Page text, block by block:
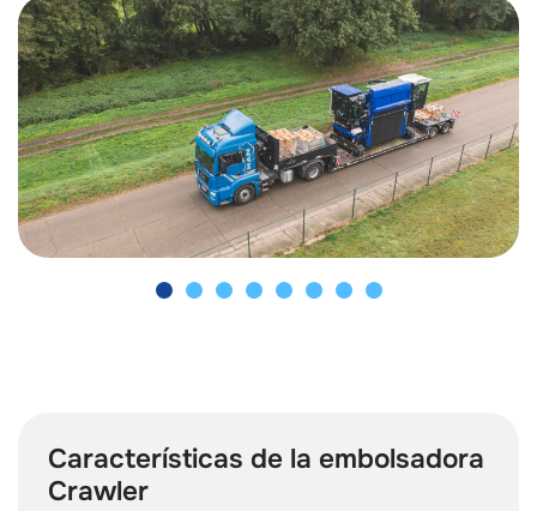
Características de la embolsadora
Crawler